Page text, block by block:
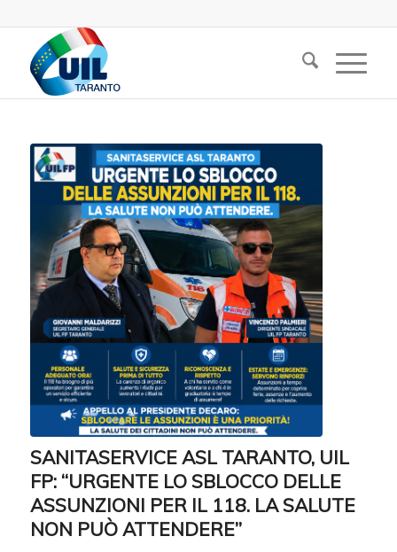
SANITASERVICE ASL TARANTO, UIL
FP: “URGENTE LO SBLOCCO DELLE
ASSUNZIONI PER IL 118. LA SALUTE
NON PUÒ ATTENDERE”